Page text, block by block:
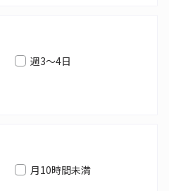
週3～4日
月10時間未満